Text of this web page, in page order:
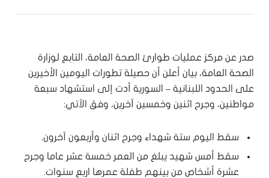
صدر عن مركز عمليات طوارئ الصحة العامة، التابع لوزارة
الصحة العامة، بيان أعلن أن حصيلة تطورات اليومين الأخيرين
على الحدود اللبنانية – السورية أدت إلى استشهاد سبعة
مواطنين، وجرح اثنين وخمسين آخرين، وفق الآتي:
سقط اليوم ستة شهداء وجرح اثنان وأربعون آخرون.
سقط أمس شهيد يبلغ من العمر خمسة عشر عاما وجرح
عشرة أشخاص من بينهم طفلة عمرها اربع سنوات.